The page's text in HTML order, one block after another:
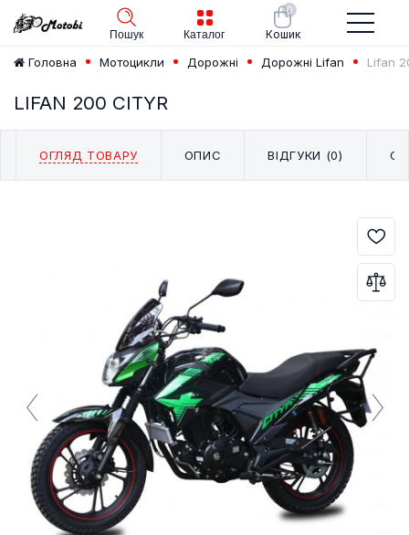
Пошук Каталог
0
Кошик
Головна Мотоцикли Дорожні Дорожні Lifan Lifan
LIFAN 200 CITYR
ОГЛЯД ТОВАРУ ОПИС ВІДГУКИ (0)